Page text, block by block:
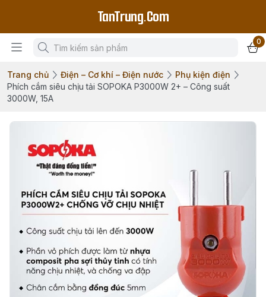
TanTrung.Com
0
Trang chủ Điện – Cơ khí – Điện nước
Phụ kiện điện
Phích cắm siêu chịu tải SOPOKA P3000W 2+ – Công suất
3000W, 15A